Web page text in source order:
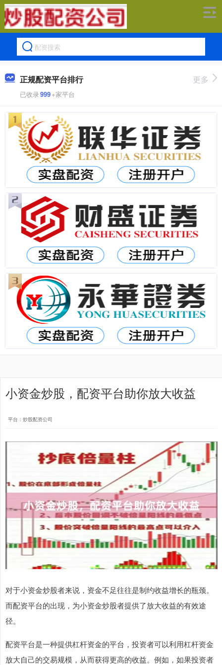
正规配资平台排行
已收录999+家平台
更多
小资金炒股，配资平台助你放大收益
平台：炒股配资公司
对于小资金炒股者来说，资金不足往往是制约收益增长的瓶颈。
而配资平台的出现，为小资金炒股者提供了放大收益的有效途
径。
配资平台是一种提供杠杆资金的平台，投资者可以利用杠杆资金
放大自己的交易规模，从而获得更高的收益。例如，如果投资者